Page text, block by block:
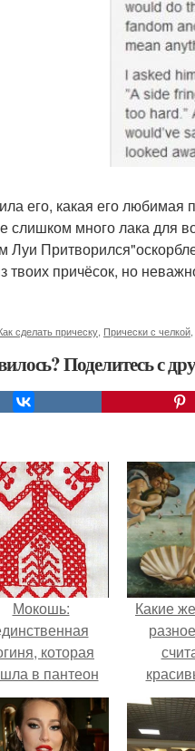
его, какая его любимая
слишком много лака для
Луи
твоих причёсок, но
сделать прическу Прически с челкой
Поделитесь с
Мокошь:
которая
в пантеон
Владимира.
Какие